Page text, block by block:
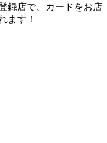
録店で、カードをお店
ます！